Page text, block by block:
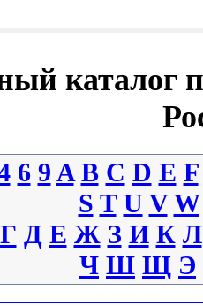
каталог
6 9 A B C D E F
S T U V W
Г Д Е Ж З И К Л
Ч Ш Щ Э